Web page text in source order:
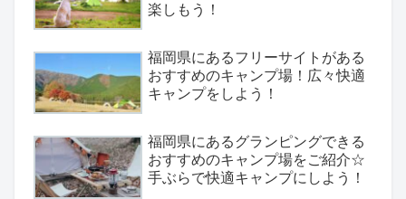
楽しもう！
福岡県にあるフリーサイトがある
おすすめのキャンプ場！広々快適
キャンプをしよう！
福岡県にあるグランピングできる
おすすめのキャンプ場をご紹介☆
手ぶらで快適キャンプにしよう！